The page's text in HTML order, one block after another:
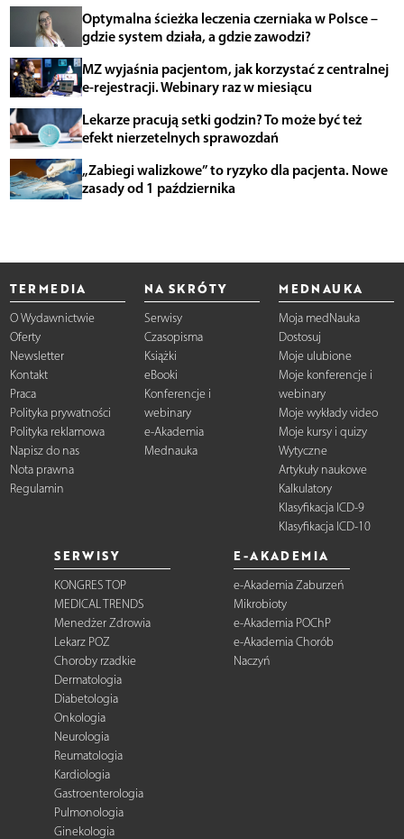
Optymalna ścieżka leczenia czerniaka w Polsce –
gdzie system działa, a gdzie zawodzi?
MZ wyjaśnia pacjentom, jak korzystać z centralnej
e-rejestracji. Webinary raz w miesiącu
Lekarze pracują setki godzin? To może być też
efekt nierzetelnych sprawozdań
„Zabiegi walizkowe” to ryzyko dla pacjenta. Nowe
zasady od 1 października
TERMEDIA
O Wydawnictwie
Oferty
Newsletter
Kontakt
Praca
Polityka prywatności
Polityka reklamowa
Napisz do nas
Nota prawna
Regulamin
NA SKRÓTY
Serwisy
Czasopisma
Książki
eBooki
Konferencje i
webinary
e-Akademia
Mednauka
MEDNAUKA
Moja medNauka
Dostosuj
Moje ulubione
Moje konferencje i
webinary
Moje wykłady video
Moje kursy i quizy
Wytyczne
Artykuły naukowe
Kalkulatory
Klasyfikacja ICD-9
Klasyfikacja ICD-10
SERWISY
KONGRES TOP
MEDICAL TRENDS
Menedżer Zdrowia
Lekarz POZ
Choroby rzadkie
Dermatologia
Diabetologia
Onkologia
Neurologia
Reumatologia
Kardiologia
Gastroenterologia
Pulmonologia
Ginekologia
E-AKADEMIA
e-Akademia Zaburzeń
Mikrobioty
e-Akademia POChP
e-Akademia Chorób
Naczyń